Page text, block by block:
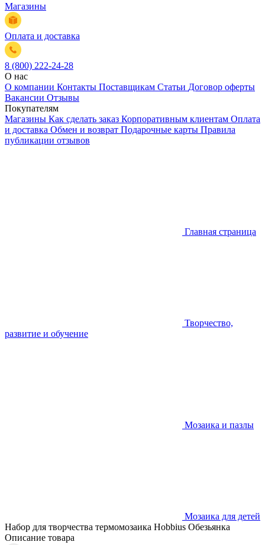
Магазины
Оплата и доставка
8 (800) 222-24-28
О нас
О компании Контакты Поставщикам Статьи Договор оферты
Вакансии Отзывы
Покупателям
Магазины Как сделать заказ Корпоративным клиентам Оплата
и доставка Обмен и возврат Подарочные карты Правила
публикации отзывов
Главная страница
Творчество,
развитие и обучение
Мозаика и пазлы
Мозаика для детей
Набор для творчества термомозаика Hobbius Обезьянка
Описание товара